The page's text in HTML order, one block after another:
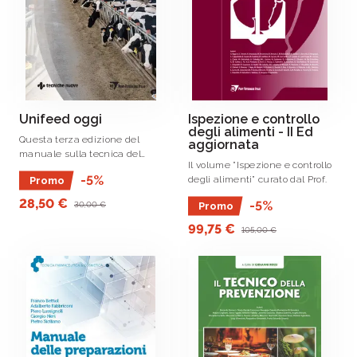
Unifeed oggi
Questa terza edizione del
manuale sulla tecnica del
“piatto unico” (unifeed),
pubblicata dieci anni dopo la
precedente, si presenta come
un aggiornamento e un
Promo
-5%
28,50 €
30,00 €
Ispezione e controllo
degli alimenti - II Ed
aggiornata
Il volume ”Ispezione e controllo
degli alimenti” curato dal Prof.
Promo
-5%
99,75 €
105,00 €